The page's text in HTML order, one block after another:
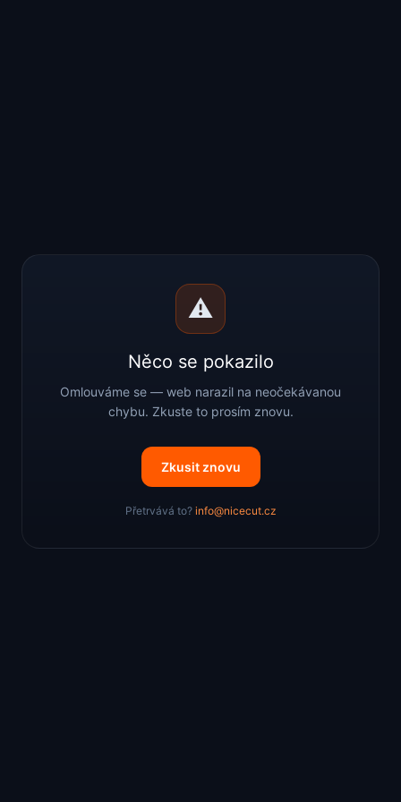
⚠️
Něco se pokazilo
Omlouváme se — web narazil na neočekávanou
chybu. Zkuste to prosím znovu.
Zkusit znovu
Přetrvává to? info@nicecut.cz